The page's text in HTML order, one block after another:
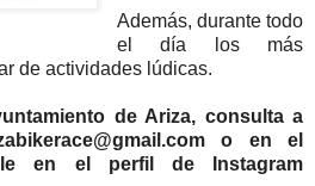
Además, durante todo
el día los más
de actividades lúdicas.
de Ariza, consulta a
o en el
en el perfil de Instagram